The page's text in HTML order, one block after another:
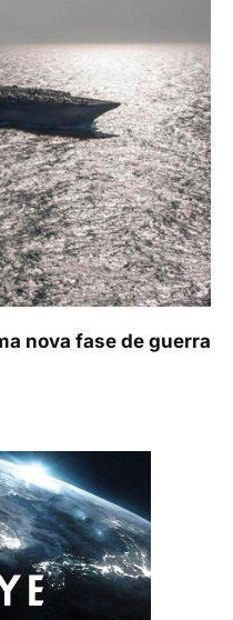
nova fase de guerra